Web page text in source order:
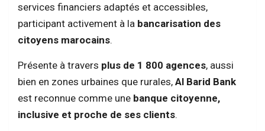
services financiers adaptés et accessibles,
participant activement à la bancarisation des
citoyens marocains.
Présente à travers plus de 1 800 agences, aussi
bien en zones urbaines que rurales, Al Barid Bank
est reconnue comme une banque citoyenne,
inclusive et proche de ses clients.